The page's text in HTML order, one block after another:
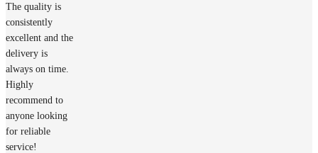
The quality is
consistently
excellent and the
delivery is
always on time.
Highly
recommend to
anyone looking
for reliable
service!